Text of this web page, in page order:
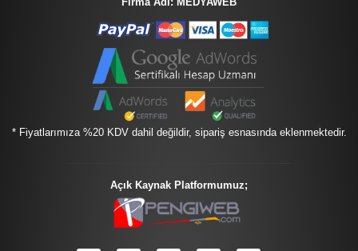
* Fiyatlarımıza %20 KDV dahil değildir, sipariş esnasında eklenmektedir.
Açık Kaynak Platformumuz;